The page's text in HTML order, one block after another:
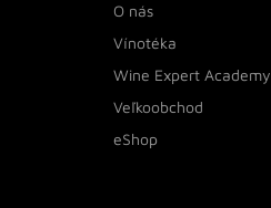
O nás
Vínotéka
Wine Expert Academy
Veľkoobchod
eShop